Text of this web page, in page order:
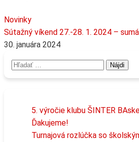
Novinky
Sútažný víkend 27.-28. 1. 2024 –
30. januára 2024
Hľadať:
5. výročie klubu ŠINTER
Ďakujeme!
Turnajová rozlúčka so